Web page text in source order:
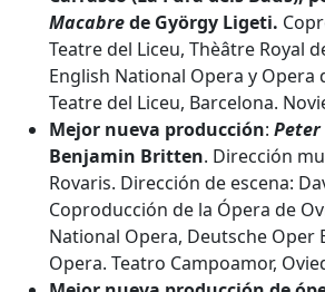
Macabrede György Ligeti.
Teatre del Liceu, Thèâtre Royal
English National Opera y Opera
Teatre del Liceu, Barcelona.
Mejor nueva producción: Peter
Benjamin Britten. Dirección
Rovaris. Dirección de escena:
Coproducción de la Ópera de
National Opera, Deutsche Oper
Opera. Teatro Campoamor,